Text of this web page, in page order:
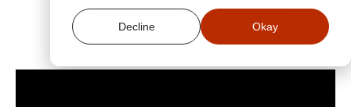
Okay
Decline
ניהול הפלטפורמה
וובינרים
#וובינרים
יולי 11, 2022